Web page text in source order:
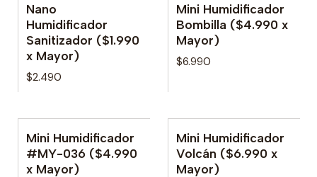
Nano
Humidificador
Sanitizador ($1.990
x Mayor)
$2.490
Mini Humidificador
Bombilla ($4.990 x
Mayor)
$6.990
No disponible
Mini Humidificador
#MY-036 ($4.990
x Mayor)
Mini Humidificador
Volcán ($6.990 x
Mayor)